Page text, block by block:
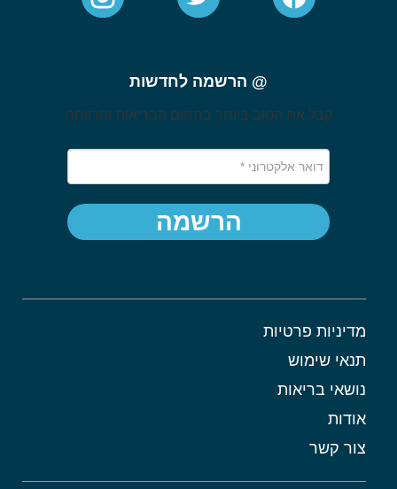
מדיניות פרטיות
תנאי שימוש
נושאי בריאות
אודות
צור קשר
@ הרשמה לחדשות
קבל את הטוב ביותר בתחום הבריאות והרווחה
הרשמה